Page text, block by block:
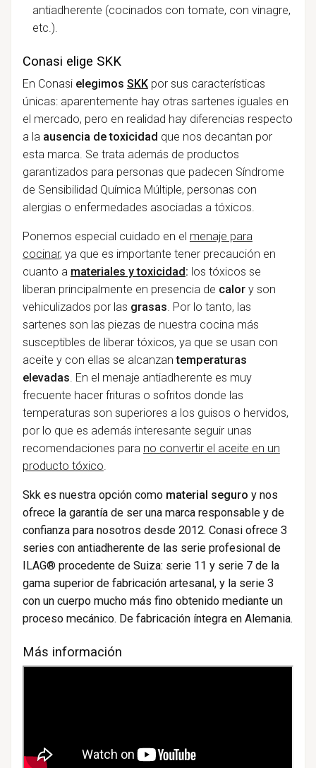
antiadherente (cocinados con tomate, con vinagre,
etc.).
Conasi elige SKK
En Conasi elegimos SKKpor sus características
únicas: aparentemente hay otras sartenes iguales en
el mercado, pero en realidad hay diferencias respecto
a laausencia de toxicidad que nos decantan por
esta marca. Se trata además de productos
garantizados para personas que padecen Síndrome
de Sensibilidad Química Múltiple, personas con
alergias o enfermedades asociadas a tóxicos.
Ponemos especial cuidado en el menaje para
cocinar, ya que es importante tener precaución en
cuanto a materiales y toxicidad: los tóxicos se
liberan principalmente en presencia de calory son
vehiculizados por las grasas. Por lo tanto, las
sartenes son las piezas de nuestra cocina más
susceptibles de liberar tóxicos, ya que se usan con
aceite y con ellas se alcanzantemperaturas
elevadas. En el menaje antiadherente es muy
frecuente hacer frituras o sofritos donde las
temperaturas son superiores a los guisos o hervidos,
por lo que es además interesante seguir unas
recomendaciones para no convertir el aceite en un
producto tóxico.
Skk es nuestra opción como material seguro y nos
ofrece la garantía de ser una marca responsable y de
confianza para nosotros desde 2012. Conasi ofrece 3
series con antiadherente de las serie profesional de
ILAG® procedente de Suiza: serie 11 y serie 7 de la
gama superior de fabricación artesanal, y la serie 3
con un cuerpo mucho más fino obtenido mediante un
proceso mecánico. De fabricación íntegra en Alemania.
Más información